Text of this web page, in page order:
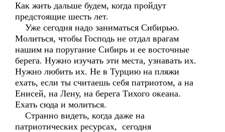
Как жить дальше будем, когда пройдут
предстоящие шесть лет.
Уже сегодня надо заниматься Сибирью.
Молиться, чтобы Господь не отдал врагам
нашим на поругание Сибирь и ее восточные
берега. Нужно изучать эти места, узнавать их.
Нужно любить их. Не в Турцию на пляжи
ехать, если ты считаешь себя патриотом, а на
Енисей, на Лену, на берега Тихого океана.
Ехать сюда и молиться.
Странно видеть, когда даже на
патриотических ресурсах, сегодня